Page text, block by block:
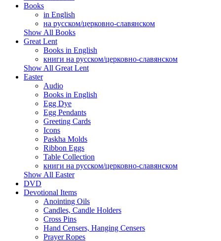
Books
in English
на русском/церковно-славянском
Show All Books
Great Lent
Books in English
книги на русском/церковно-славянском
Show All Great Lent
Easter
Audio
Books in English
Egg Dye
Egg Pendants
Greeting Cards
Icons
Paskha Molds
Ribbon Eggs
Table Collection
книги на русском/церковно-славянском
Show All Easter
DVD
Devotional Items
Anointing Oils
Candles, Candle Holders
Cross Pins
Hand Censers, Hanging Censers
Prayer Ropes